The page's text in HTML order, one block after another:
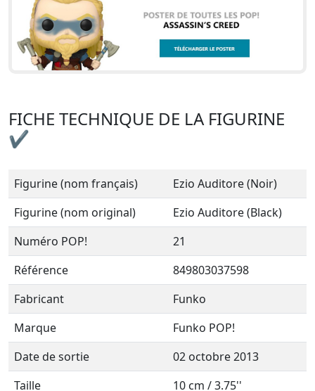
FICHE TECHNIQUE DE LA FIGURINE
✔
Figurine (nom français)
Ezio Auditore (Noir)
Figurine (nom original)
Ezio Auditore (Black)
Numéro POP!
21
Référence
849803037598
Fabricant
Funko
Marque
Funko POP!
Date de sortie
02 octobre 2013
Taille
10 cm / 3.75''